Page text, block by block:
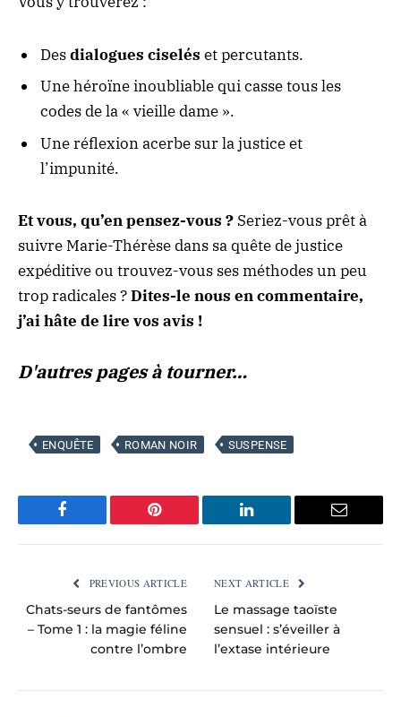
Desdialogues ciselés et percutants.
Une héroïne inoubliable qui casse tous les
codes de la « vieille dame ».
Une réflexion acerbe sur la justice et
l’impunité.
Et vous, qu’en pensez-vous ? Seriez-vous prêt à
suivre Marie-Thérèse dans sa quête de justice
expéditive ou trouvez-vous ses méthodes un peu
trop radicales ?Dites-le nous en commentaire,
j’ai hâte de lire vos avis !
D'autres pages à tourner…
ENQUÊTE ROMAN NOIR SUSPENSE
Facebook Pinterest LinkedIn Email
PREVIOUS ARTICLE
Chats-seurs de fantômes
– Tome 1 : la magie féline
contre l’ombre
NEXT ARTICLE
Le massage taoïste
sensuel : s’éveiller à
l’extase intérieure